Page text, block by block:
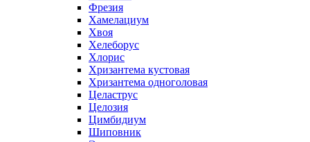
Фрезия
Хамелациум
Хвоя
Хелеборус
Хлорис
Хризантема кустовая
Хризантема одноголовая
Целаструс
Целозия
Цимбидиум
Шиповник